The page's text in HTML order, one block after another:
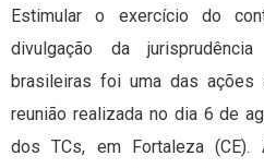
Estimular o exercício do
divulgação da
brasileiras foi uma das ações
reunião realizada no dia 6 de
dos TCs, em Fortaleza